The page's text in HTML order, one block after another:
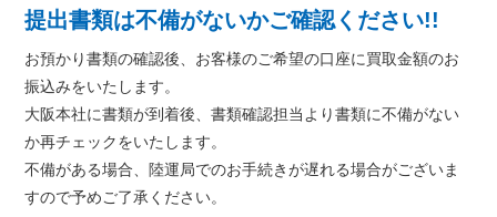
提出書類は不備がないかご確認ください!!
お預かり書類の確認後、お客様のご希望の口座に買取金額のお
振込みをいたします。
大阪本社に書類が到着後、書類確認担当より書類に不備がない
か再チェックをいたします。
不備がある場合、陸運局でのお手続きが遅れる場合がございま
すので予めご了承ください。